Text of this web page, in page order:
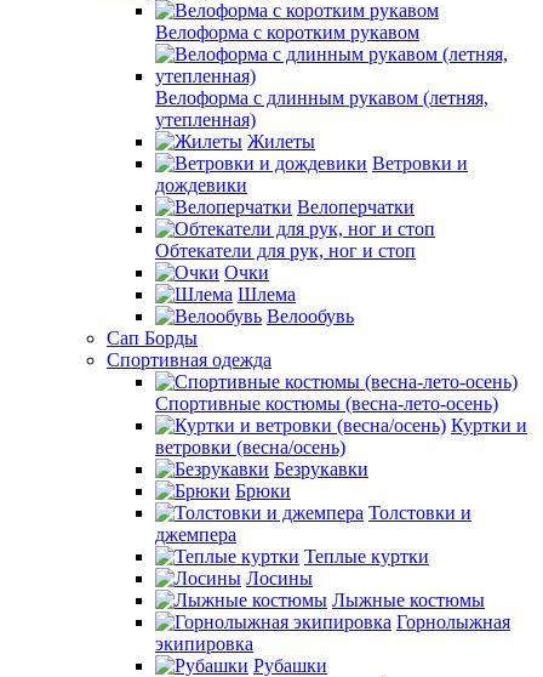
Велоформа с коротким рукавом
Велоформа с длинным рукавом (летняя,
утепленная)
Жилеты
Ветровки и
дождевики
Велоперчатки
Обтекатели для рук, ног и стоп
Очки
Шлема
Велообувь
Сап Борды
Спортивная одежда
Спортивные костюмы (весна-лето-осень)
Куртки и
ветровки (весна/осень)
Безрукавки
Брюки
Толстовки и
джемпера
Теплые куртки
Лосины
Лыжные костюмы
Горнолыжная
экипировка
Рубашки